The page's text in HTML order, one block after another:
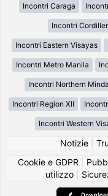
Incontri Caraga
Incontri
Incontri Eastern Visayas
Incontri Metro Manila
Incontri Northern
Incontri Region XII
Incontri Western
Notizie|
Cookie e GDPR
utilizzo|